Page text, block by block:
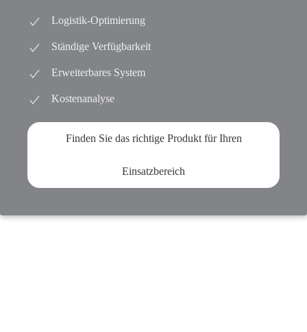
Logistik-Optimierung
Ständige Verfügbarkeit
Erweiterbares System
Kostenanalyse
Finden Sie das richtige Produkt für Ihren
Einsatzbereich